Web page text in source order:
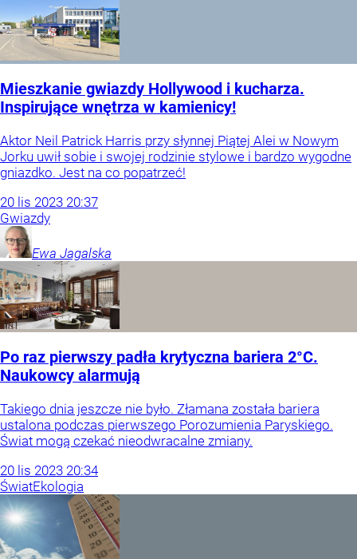
Mieszkanie gwiazdy Hollywood i kucharza.
Inspirujące wnętrza w kamienicy!
Aktor Neil Patrick Harris przy słynnej Piątej Alei w Nowym
Jorku uwił sobie i swojej rodzinie stylowe i bardzo wygodne
gniazdko. Jest na co popatrzeć!
20 lis 2023 20:37
Gwiazdy
Ewa Jagalska
Po raz pierwszy padła krytyczna bariera 2°C.
Naukowcy alarmują
Takiego dnia jeszcze nie było. Złamana została bariera
ustalona podczas pierwszego Porozumienia Paryskiego.
Świat mogą czekać nieodwracalne zmiany.
20 lis 2023 20:34
ŚwiatEkologia